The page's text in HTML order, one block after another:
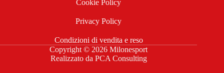
Cookie Policy
Privacy Policy
Condizioni di vendita e reso
Copyright © 2026 Milonesport
Realizzato da PCA Consulting